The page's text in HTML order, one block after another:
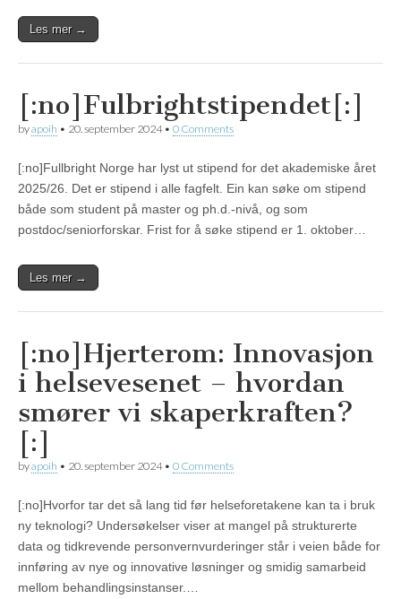
Les mer →
[:no]Fulbrightstipendet[:]
byapoih • 20. september 2024• 0 Comments
[:no]Fullbright Norge har lyst ut stipend for det akademiske året
2025/26. Det er stipend i alle fagfelt. Ein kan søke om stipend
både som student på master og ph.d.-nivå, og som
postdoc/seniorforskar. Frist for å søke stipend er 1. oktober…
Les mer →
[:no]Hjerterom: Innovasjon
i helsevesenet – hvordan
smører vi skaperkraften?
[:]
byapoih • 20. september 2024• 0 Comments
[:no]Hvorfor tar det så lang tid før helseforetakene kan ta i bruk
ny teknologi? Undersøkelser viser at mangel på strukturerte
data og tidkrevende personvernvurderinger står i veien både for
innføring av nye og innovative løsninger og smidig samarbeid
mellom behandlingsinstanser.…